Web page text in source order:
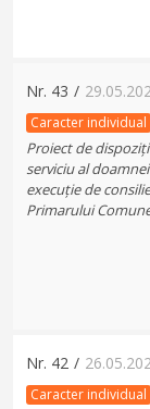
Nr. 43 /
Caracter individual
Proiect de
serviciu al
execuție de
Primarului
Nr. 42 /
Caracter individual